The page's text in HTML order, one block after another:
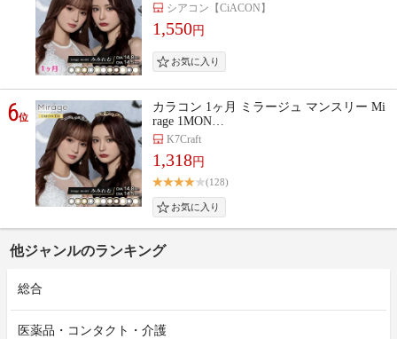
シアコン【CiACON】
1,550円
6位
カラコン 1ヶ月 ミラージュ マンスリー Mi
rage 1MON…
K7Craft
1,318円
(128)
他ジャンルのランキング
総合
医薬品・コンタクト・介護